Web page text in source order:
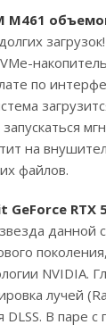
M461
по
на
файлов.
GeForce RTX
данной
NVIDIA.
лучей
В паре